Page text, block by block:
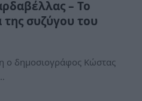
– Το
συζύγου του
ο δημοσιογράφος Κώστας